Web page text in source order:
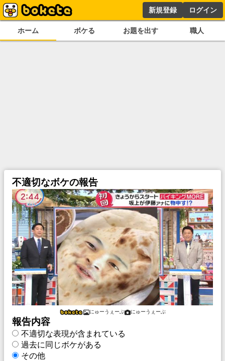
新規登録 ログイン
ホーム ボケる お題を出す 職人
不適切なボケの報告
にゅーうぇーぶ にゅーうぇーぶ
報告内容
不適切な表現が含まれている
過去に同じボケがある
その他